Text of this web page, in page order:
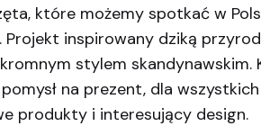
które możemy spotkać w
inspirowany dziką
stylem skandynawskim.
na prezent, dla
produkty i interesujący design.